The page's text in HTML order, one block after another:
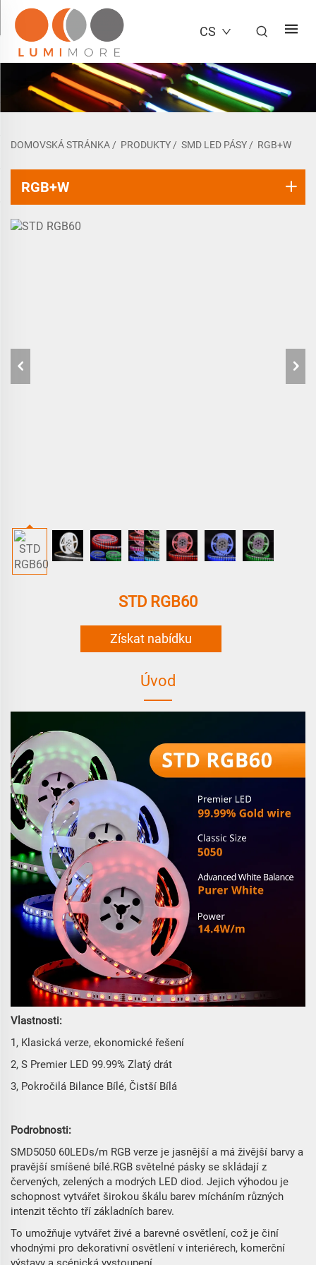
CS
DOMOVSKÁ STRÁNKA / PRODUKTY / SMD LED PÁSY / RGB+W
RGB+W
STD RGB60
Získat nabídku
Úvod
Vlastnosti:
1, Klasická verze, ekonomické řešení
2, S Premier LED 99.99% Zlatý drát
3, Pokročilá Bilance Bílé, Čistší Bílá
Podrobnosti:
SMD5050 60LEDs/m RGB verze je jasnější a má živější barvy a
pravější smíšené bílé.RGB světelné pásky se skládají z
červených, zelených a modrých LED diod. Jejich výhodou je
schopnost vytvářet širokou škálu barev mícháním různých
intenzit těchto tří základních barev.
To umožňuje vytvářet živé a barevné osvětlení, což je činí
vhodnými pro dekorativní osvětlení v interiérech, komerční